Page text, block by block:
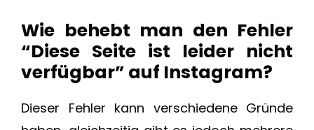
Wie behebt man den Fehler
“Diese Seite ist leider nicht
verfügbar” auf Instagram?
Dieser Fehler kann verschiedene Gründe